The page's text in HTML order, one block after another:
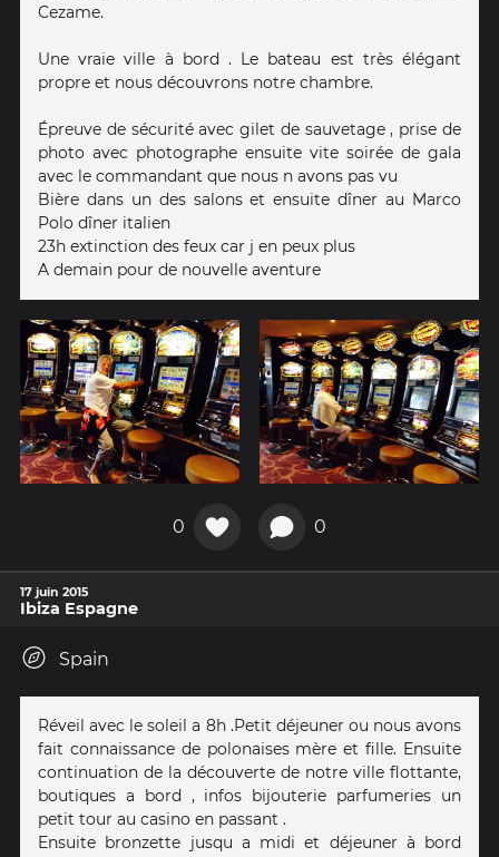
Cezame.
Une vraie ville à bord . Le bateau est très élégant
propre et nous découvrons notre chambre.
Épreuve de sécurité avec gilet de sauvetage , prise de
photo avec photographe ensuite vite soirée de gala
avec le commandant que nous n avons pas vu
Bière dans un des salons et ensuite dîner au Marco
Polo dîner italien
23h extinction des feux car j en peux plus
A demain pour de nouvelle aventure
0 0
17 juin 2015
Ibiza Espagne
Spain
Réveil avec le soleil a 8h .Petit déjeuner ou nous avons
fait connaissance de polonaises mère et fille. Ensuite
continuation de la découverte de notre ville flottante,
boutiques a bord , infos bijouterie parfumeries un
petit tour au casino en passant .
Ensuite bronzette jusqu a midi et déjeuner à bord